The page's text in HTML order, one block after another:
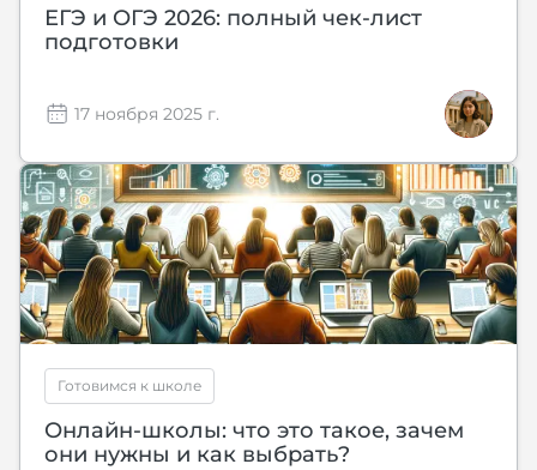
ЕГЭ и ОГЭ 2026: полный чек-лист
подготовки
17 ноября 2025 г.
Готовимся к школе
Онлайн-школы: что это такое, зачем
они нужны и как выбрать?